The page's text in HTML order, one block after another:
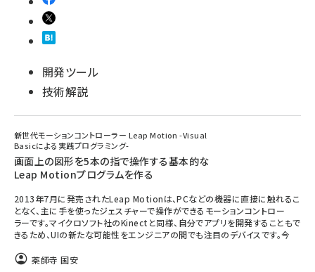
開発ツール
技術解説
新世代モーションコントローラー Leap Motion -Visual
Basicによる実践プログラミング-
画面上の図形を5本の指で操作する基本的な
Leap Motionプログラムを作る
2013年7月に発売されたLeap Motionは、PCなどの機器に直接に触れるこ
となく、主に手を使ったジェスチャーで操作ができるモーションコントロー
ラーです。マイクロソフト社のKinectと同様、自分でアプリを開発することもで
きるため、UIの新たな可能性をエンジニアの間でも注目のデバイスです。今
薬師寺 国安